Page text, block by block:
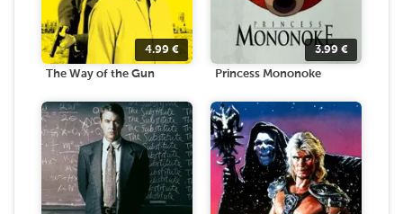
4.99 €
The Way of the Gun
3.99 €
Princess Mononoke